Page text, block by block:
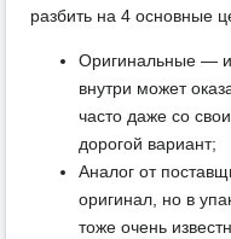
разбить на 4 основные
Оригинальные —
внутри может
часто даже со
дорогой вариант;
Аналог от
оригинал, но в
тоже очень